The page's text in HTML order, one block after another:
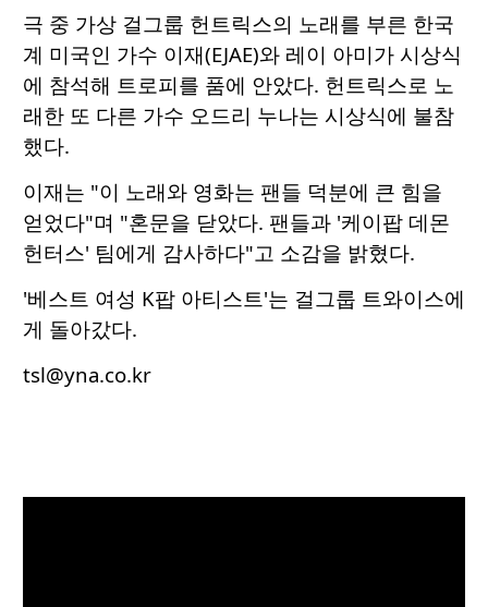
극 중 가상 걸그룹 헌트릭스의 노래를 부른 한국
계 미국인 가수 이재(EJAE)와 레이 아미가 시상식
에 참석해 트로피를 품에 안았다. 헌트릭스로 노
래한 또 다른 가수 오드리 누나는 시상식에 불참
했다.
이재는 "이 노래와 영화는 팬들 덕분에 큰 힘을
얻었다"며 "혼문을 닫았다. 팬들과 '케이팝 데몬
헌터스' 팀에게 감사하다"고 소감을 밝혔다.
'베스트 여성 K팝 아티스트'는 걸그룹 트와이스에
게 돌아갔다.
tsl@yna.co.kr